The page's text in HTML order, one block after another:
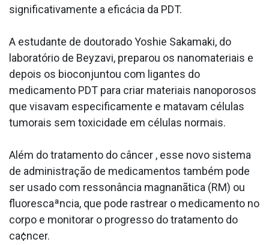
significativamente a eficácia da PDT.
A estudante de doutorado Yoshie Sakamaki, do
laboratório de Beyzavi, preparou os nanomateriais e
depois os bioconjuntou com ligantes do
medicamento PDT para criar materiais nanoporosos
que visavam especificamente e matavam células
tumorais sem toxicidade em células normais.
Além do tratamento do câncer , esse novo sistema
de administração de medicamentos também pode
ser usado com ressonância magnanãtica (RM) ou
fluorescaªncia, que pode rastrear o medicamento no
corpo e monitorar o progresso do tratamento do
ca¢ncer.